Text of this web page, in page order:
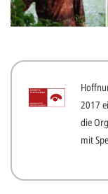
2017
die
mit